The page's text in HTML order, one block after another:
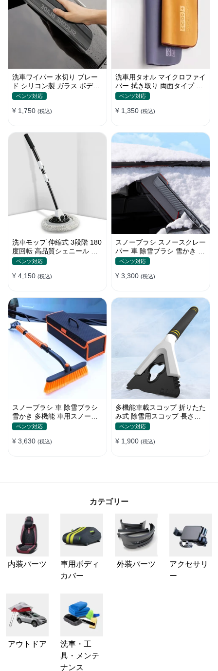
洗車ワイパー 水切り ブレー
ド シリコン製 ガラス ボディ
サイドミラー 家事用
ベンツ対応
¥ 1,750 (税込)
洗車用タオル マイクロファイ
バー 拭き取り 両面タイプ 吸
水 速乾 2枚セット XS~ Lサイ
ベンツ対応
¥ 1,350 (税込)
洗車モップ 伸縮式 3段階 180
度回転 高品質シェニール 傷
付け防止 車用ブラシ
ベンツ対応
¥ 4,150 (税込)
スノーブラシ スノースクレー
パー 車 除雪ブラシ 雪かき 3
in 1 多機能 車用スノーブラシ
ベンツ対応
¥ 3,300 (税込)
スノーブラシ 車 除雪ブラシ
雪かき 多機能 車用スノーブ
ラシ アイススクレーパー 伸
車用 霜取り 雪対策
ベンツ対応
¥ 3,630 (税込)
多機能車載スコップ 折りたた
み式 除雪用スコップ 長さ調
節可能 除雪 雪かきシャベル
車用 軽量 使い勝手良い
ベンツ対応
¥ 1,900 (税込)
カテゴリー
内装パーツ
車用ボディ
カバー
外装パーツ
アクセサリ
ー
アウトドア
洗車・工
具・メンテ
ナンス